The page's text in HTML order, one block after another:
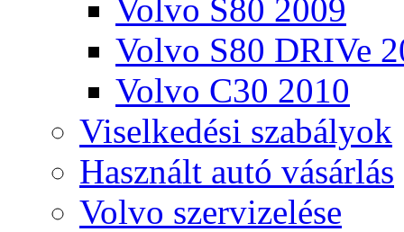
Volvo S80 2009
Volvo S80 DRIVe
Volvo C30 2010
Viselkedési szabályok
Használt autó vásárlás
Volvo szervizelése